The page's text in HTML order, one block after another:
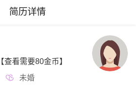
简历详情
【查看需要80金币】
未婚